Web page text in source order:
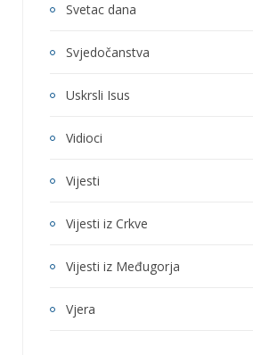
Svetac dana
Svjedočanstva
Uskrsli Isus
Vidioci
Vijesti
Vijesti iz Crkve
Vijesti iz Međugorja
Vjera